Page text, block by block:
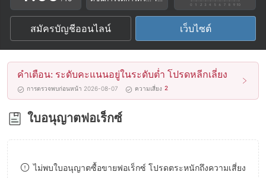
2
3
4
5
6
7
8
7
8
9
1
2
3
4
5
6
7
สมัครบัญชีออนไลน์ เว็บไซต์
คำเตือน: ระดับคะแนนอยู่ในระดับต่ำ โปรดหลีกเลี่ยง
การตรวจพบก่อนหน้า 2026-08-07 ความเสี่ยง 2
ใบอนุญาตฟอเร็กซ์
ไม่พบใบอนุญาตซื้อขายฟอเร็กซ์ โปรดตระหนักถึงความเสี่ยง